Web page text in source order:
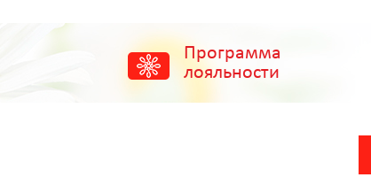
Программа
лояльности